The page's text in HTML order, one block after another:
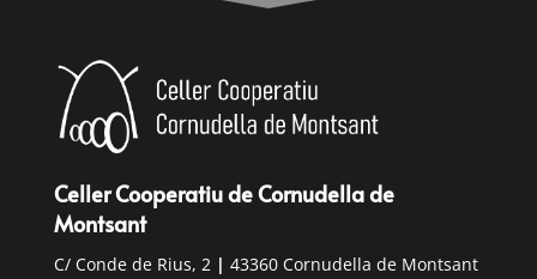
Celler Cooperatiu de Cornudella de
Montsant
C/ Conde de Rius, 2 | 43360 Cornudella de Montsant